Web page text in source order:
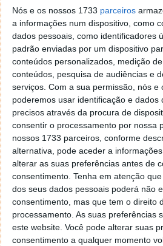
Nós e os nossos 1733 parceiros
a informações num dispositivo, como
dados pessoais, como identificadores
padrão enviadas por um dispositivo
conteúdos personalizados, medição
conteúdos, pesquisa de audiências e
serviços. Com a sua permissão, nós e
poderemos usar identificação e dados
precisos através da procura de
consentir o processamento por nossa
nossos 1733 parceiros, conforme
alternativa, pode aceder a
alterar as suas preferências antes de
consentimento. Tenha em atenção
dos seus dados pessoais poderá não
consentimento, mas que tem o direito
processamento. As suas preferências
este website. Você pode alterar suas
consentimento a qualquer momento
tentei apagar o explorer na
firefox mas em vao. Kaso te
agradecido, caso contrario
Responder
Vítor M.
7 de Novembro
@Reporter
Desculpa mas o link funciona.
o MSn Messenger 8.
Responder
Vítor M.
7 de Novembro
@Rui
Tens de encontrar o que te
janela iniciar e no topo dessa
rato faz propriedades. Depois
clica no botão ‘Personalizar’
geral a opção para escolheres o